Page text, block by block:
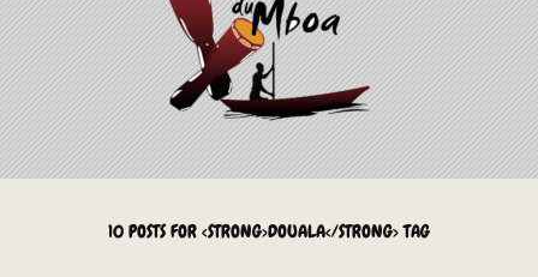
LE TAMTAM DU MBOA
La Culture du Mboa Dévoilée !
10 POSTS FOR <STRONG>DOUALA</STRONG> TAG